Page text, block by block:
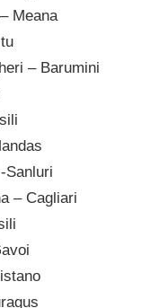
Meana
– Barumini
Sanluri
– Cagliari